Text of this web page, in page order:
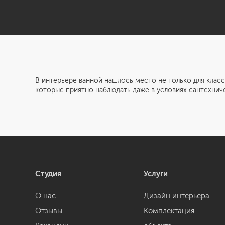
В интерьере ванной нашлось место не только для
которые приятно наблюдать даже в условиях
Студия
О нас
Отзывы
Услуги
Дизайн интерьера
Комплектация